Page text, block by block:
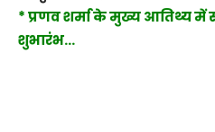
* प्रणव शर्मा के मुख्य आतिथ्य में
शुभारंभ…